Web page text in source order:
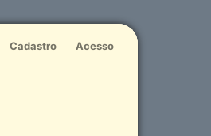
Cadastro Acesso